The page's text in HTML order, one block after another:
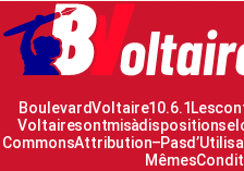
Boulevard Voltaire 10.6.1 Les
Voltaire sont mis à disposition
Commons Attribution – Pas
Mêmes